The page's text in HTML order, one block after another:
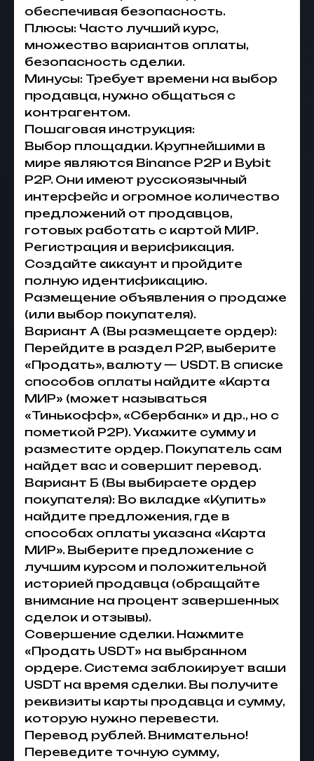
обеспечивая безопасность.
Плюсы: Часто лучший курс,
множество вариантов оплаты,
безопасность сделки.
Минусы: Требует времени на выбор
продавца, нужно общаться с
контрагентом.
Пошаговая инструкция:
Выбор площадки. Крупнейшими в
мире являются Binance P2P и Bybit
P2P. Они имеют русскоязычный
интерфейс и огромное количество
предложений от продавцов,
готовых работать с картой МИР.
Регистрация и верификация.
Создайте аккаунт и пройдите
полную идентификацию.
Размещение объявления о продаже
(или выбор покупателя).
Вариант А (Вы размещаете ордер):
Перейдите в раздел P2P, выберите
«Продать», валюту — USDT. В списке
способов оплаты найдите «Карта
МИР» (может называться
«Тинькофф», «Сбербанк» и др., но с
пометкой P2P). Укажите сумму и
разместите ордер. Покупатель сам
найдет вас и совершит перевод.
Вариант Б (Вы выбираете ордер
покупателя): Во вкладке «Купить»
найдите предложения, где в
способах оплаты указана «Карта
МИР». Выберите предложение с
лучшим курсом и положительной
историей продавца (обращайте
внимание на процент завершенных
сделок и отзывы).
Совершение сделки. Нажмите
«Продать USDT» на выбранном
ордере. Система заблокирует ваши
USDT на время сделки. Вы получите
реквизиты карты продавца и сумму,
которую нужно перевести.
Перевод рублей. Внимательно!
Переведите точную сумму,